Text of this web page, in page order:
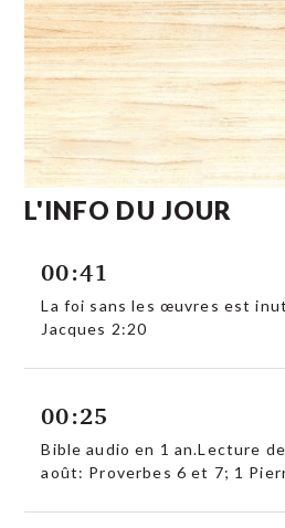
L'INFO DU JOUR
00:41
La foi sans les œuvres est
Jacques 2:20
00:25
Bible audio en 1 an.Lecture
août: Proverbes 6 et 7; 1